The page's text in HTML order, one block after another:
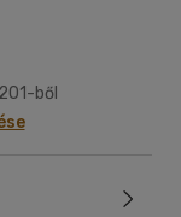
ből